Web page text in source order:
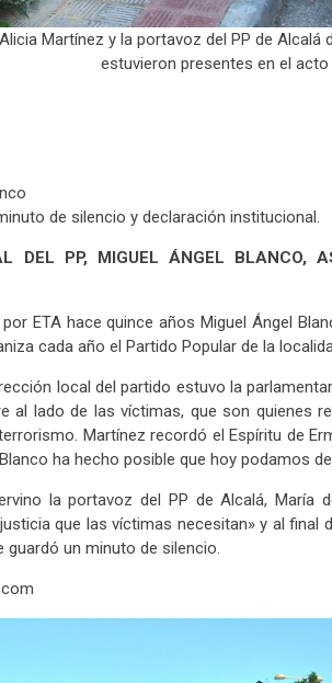
Martínez y la portavoz del PP de Alcalá
estuvieron presentes en el acto
de silencio y declaración institucional.
DEL PP, MIGUEL ÁNGEL BLANCO,
ETA hace quince años Miguel Ángel
cada año el Partido Popular de la
local del partido estuvo la
al lado de las víctimas, que son quienes
Martínez recordó el Espíritu de
ha hecho posible que hoy podamos
la portavoz del PP de Alcalá, María
que las víctimas necesitan» y al
un minuto de silencio.